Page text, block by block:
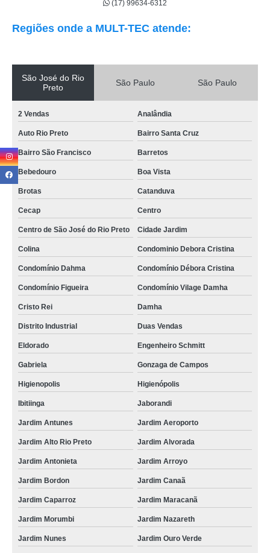
(17) 99634-6312
Regiões onde a MULT-TEC atende:
São José do Rio
Preto
São Paulo São Paulo
2 Vendas Analândia
Auto Rio Preto Bairro Santa Cruz
Bairro São Francisco Barretos
Bebedouro Boa Vista
Brotas Catanduva
Cecap Centro
Centro de São José do Rio Preto Cidade Jardim
Colina Condominio Debora Cristina
Condomínio Dahma Condomínio Débora Cristina
Condomínio Figueira Condomínio Vilage Damha
Cristo Rei Damha
Distrito Industrial Duas Vendas
Eldorado Engenheiro Schmitt
Gabriela Gonzaga de Campos
Higienopolis Higienópolis
Ibitiinga Jaborandi
Jardim Antunes Jardim Aeroporto
Jardim Alto Rio Preto Jardim Alvorada
Jardim Antonieta Jardim Arroyo
Jardim Bordon Jardim Canaã
Jardim Caparroz Jardim Maracanã
Jardim Morumbi Jardim Nazareth
Jardim Nunes Jardim Ouro Verde